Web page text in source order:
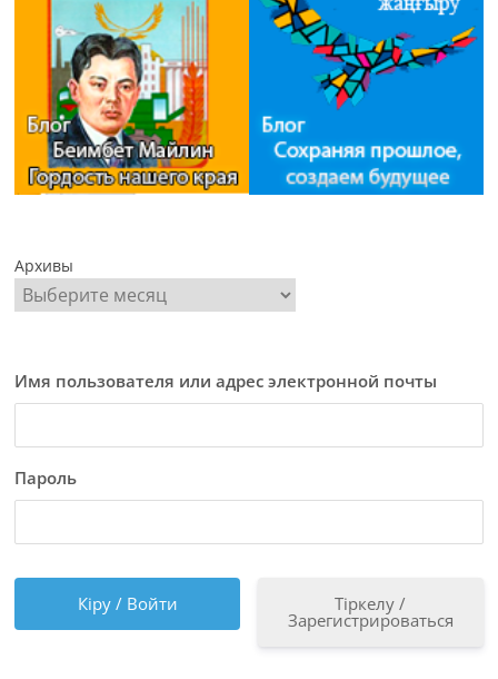
Архивы
Имя пользователя или адрес электронной почты
Пароль
Тіркелу /
Зарегистрироваться